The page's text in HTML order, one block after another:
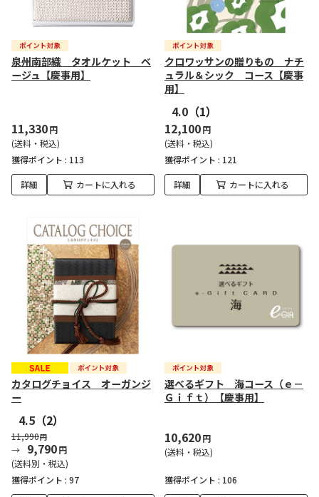
泉州南部織 タオルケット ベ
ージュ【慶事用】
11,330円
(送料・税込)
獲得ポイント : 113
詳細 カートに入れる
クロワッサンの贈りもの ナチ
ュラル＆シック コース【慶事
用】
4.0 （1）
12,100円
(送料・税込)
獲得ポイント : 121
詳細 カートに入れる
カタログチョイス オーガンジ
ー
4.5 （2）
11,990円
9,790円
(送料別・税込)
獲得ポイント : 97
選べるギフト 海コース（ｅ－
Ｇｉｆｔ）【慶事用】
10,620円
(送料・税込)
獲得ポイント : 106